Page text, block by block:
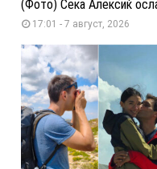
(Фото) Сека Алексиќ
17:01 - 7 август, 2026